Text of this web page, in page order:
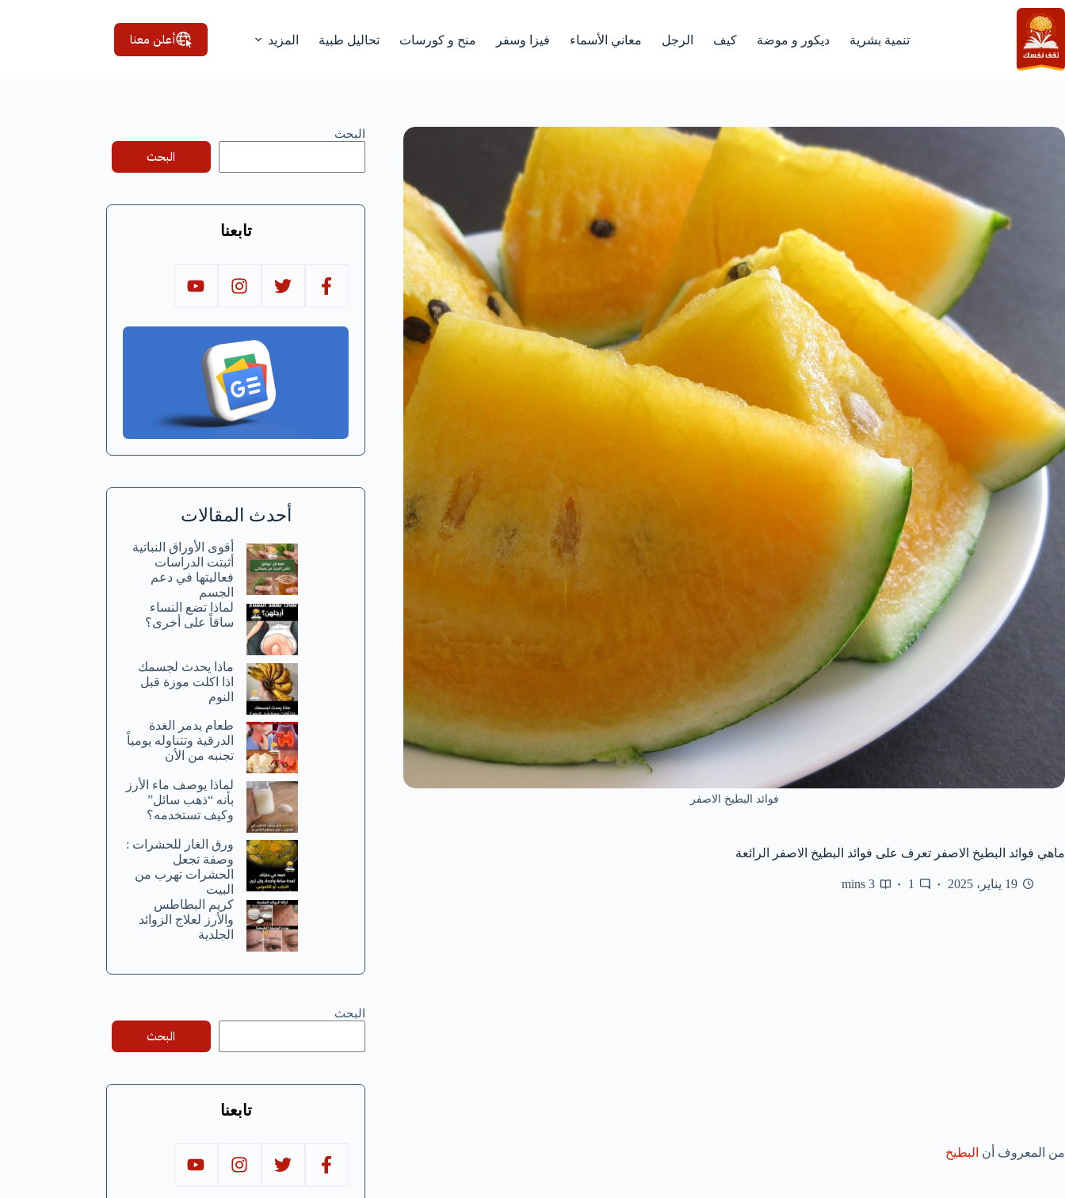
التجاوز
إلى
المحتوى
تنمية بشرية ديكور و موضة كيف الرجل معاني الأسماء فيزا وسفر منح و كورسات تحاليل طبية المزيد أعلن معنا
فوائد البطيخ الاصفر
ماهي فوائد البطيخ الاصفر تعرف على فوائد البطيخ الاصفر الرائعة
19 يناير، 2025 1
3 mins
من المعروف أن البطيخ
البحث
البحث
تابعنا
أحدث المقالات
أقوى الأوراق النباتية
أثبتت الدراسات
فعاليتها في دعم
الجسم
لماذا تضع النساء
ساقاً على أخرى؟
ماذا يحدث لجسمك
اذا اكلت موزة قبل
النوم
طعام يدمر الغدة
الدرقية وتتناوله يومياً
تجنبه من الأن
لماذا يوصف ماء الأرز
بأنه “ذهب سائل”
وكيف تستخدمه؟
ورق الغار للحشرات :
وصفة تجعل
الحشرات تهرب من
البيت
كريم البطاطس
والأرز لعلاج الزوائد
الجلدية
البحث
البحث
تابعنا